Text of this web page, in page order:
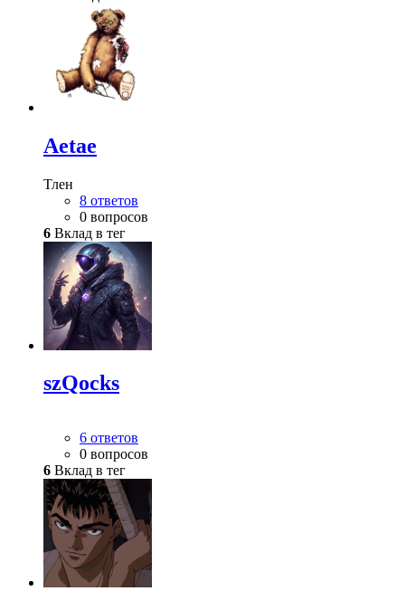
Aetae
Тлен
8 ответов
0 вопросов
6 Вклад в тег
szQocks
6 ответов
0 вопросов
6 Вклад в тег